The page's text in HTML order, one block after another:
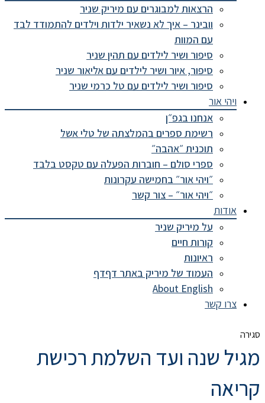
הרצאות למבוגרים עם מיריק שניר
וובינר – איך לא נשאיר ילדות וילדים להתמודד לבד
עם המוות
סיפור ושיר לילדים עם תהין שניר
סיפור, איור ושיר לילדים עם אליאור שניר
סיפור ושיר לילדים עם טל כרמי שניר
ויהי אור
אנחנו בגפ״ן
רשימת ספרים בהמלצתה של טלי אשל
תוכנית ״אהבה״
ספרי סולם – חוברות הפעלה עם טקסט בלבד
״ויהי אור״ בחמישה עקרונות
״ויהי אור״ – צור קשר
אודות
על מיריק שניר
קורות חיים
ראיונות
העמוד של מיריק באתר דףדף
About English
צרו קשר
סגירה
מגיל שנה ועד השלמת רכישת
קריאה